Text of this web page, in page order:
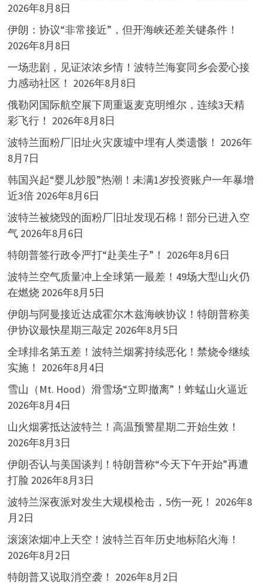
2026年8月8日
伊朗：协议“非常接近”，但开海峡还差关键条件！
2026年8月8日
一场悲剧，见证浓浓乡情！波特兰海宴同乡会爱心接
力感动社区！ 2026年8月8日
俄勒冈国际航空展下周重返麦克明维尔，连续3天精
彩飞行！ 2026年8月8日
波特兰面粉厂旧址火灾废墟中埋有人类遗骸！ 2026年
8月7日
韩国兴起“婴儿炒股”热潮！未满1岁投资账户一年暴增
近3倍 2026年8月6日
波特兰被烧毁的面粉厂旧址发现石棉！部分已进入空
气 2026年8月6日
特朗普签行政令严打“赴美生子”！ 2026年8月6日
波特兰空气质量冲上全球第一最差！49场大型山火仍
在燃烧 2026年8月5日
伊朗与阿曼接近达成霍尔木兹海峡协议！特朗普称美
伊协议最快星期三敲定 2026年8月5日
全球排名第五差！波特兰烟雾持续恶化！禁烧令继续
实施！ 2026年8月4日
雪山（Mt. Hood）滑雪场“立即撤离”！蚱蜢山火逼近
2026年8月4日
山火烟雾抵达波特兰！高温预警星期二开始生效！
2026年8月3日
伊朗否认与美国谈判！特朗普称“今天下午开始”再遭
打脸 2026年8月3日
波特兰深夜派对发生大规模枪击，5伤一死！ 2026年8
月2日
滚滚浓烟冲上天空！波特兰百年历史地标陷火海！
2026年8月2日
特朗普又说取消空袭！ 2026年8月2日